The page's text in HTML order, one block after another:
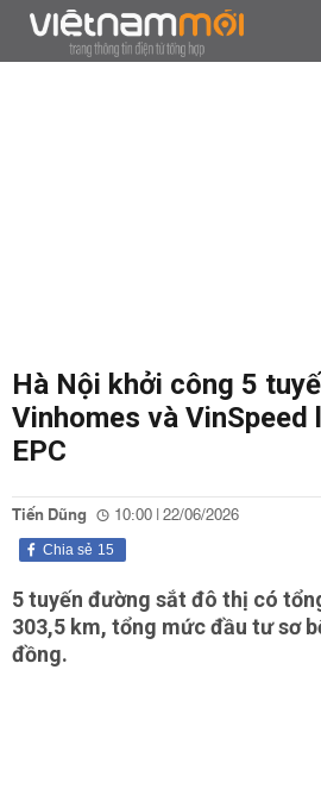
Hà Nội khởi công 5
Vinhomes và VinSpeed
EPC
Tiến Dũng 10:00 | 22/06/2026
15
Chia sẻ
5 tuyến đường sắt đô thị có
303,5 km, tổng mức đầu tư sơ
đồng.